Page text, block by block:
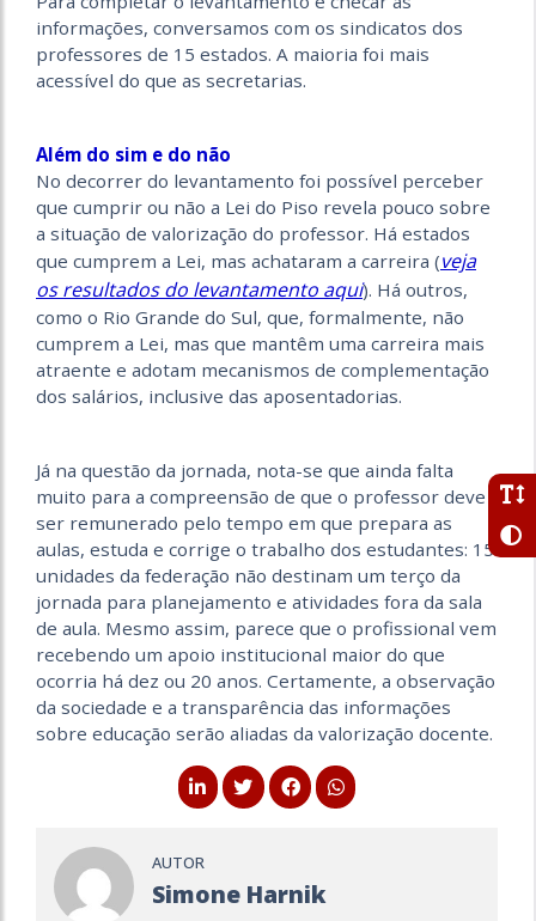
informações, conversamos com os sindicatos dos
professores de 15 estados. A maioria foi mais
acessível do que as secretarias.
Além do sim e do não
No decorrer do levantamento foi possível perceber
que cumprir ou não a Lei do Piso revela pouco sobre
a situação de valorização do professor. Há estados
que cumprem a Lei, mas achataram a carreira (veja
os resultados do levantamento aqui). Há outros,
como o Rio Grande do Sul, que, formalmente, não
cumprem a Lei, mas que mantêm uma carreira mais
atraente e adotam mecanismos de complementação
dos salários, inclusive das aposentadorias.
Já na questão da jornada, nota-se que ainda falta
muito para a compreensão de que o professor deve
ser remunerado pelo tempo em que prepara as
aulas, estuda e corrige o trabalho dos estudantes: 15
unidades da federação não destinam um terço da
jornada para planejamento e atividades fora da sala
de aula. Mesmo assim, parece que o profissional vem
recebendo um apoio institucional maior do que
ocorria há dez ou 20 anos. Certamente, a observação
da sociedade e a transparência das informações
sobre educação serão aliadas da valorização docente.
AUTOR
Simone Harnik